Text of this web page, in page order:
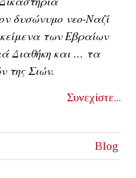
δυσώνυμο νεο-Ναζί
των Εβραίων
Διαθήκη και … τα
της Σιών.
Συνεχίστε...
Blog